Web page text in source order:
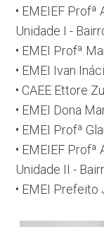
• EMEIEF
Unidade I -
• EMEI Profª
• EMEI Ivan
• CAEE Ettore
• EMEI Dona
• EMEI Profª
• EMEIEF
Unidade II -
• EMEI Prefeito